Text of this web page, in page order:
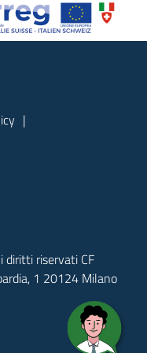
diritti riservati CF
1 20124 Milano